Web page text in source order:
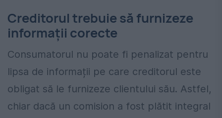
Creditorul trebuie să furnizeze
informații corecte
Consumatorul nu poate fi penalizat pentru
lipsa de informații pe care creditorul este
obligat să le furnizeze clientului său. Astfel,
chiar dacă un comision a fost plătit integral